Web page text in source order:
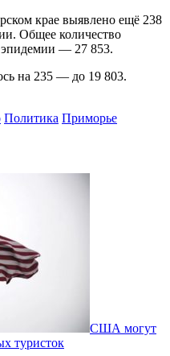
крае выявлено ещё 238
Общее количество
эпидемии — 27 853.
на 235 — до 19 803.
Политика Приморье
США могут
туристок